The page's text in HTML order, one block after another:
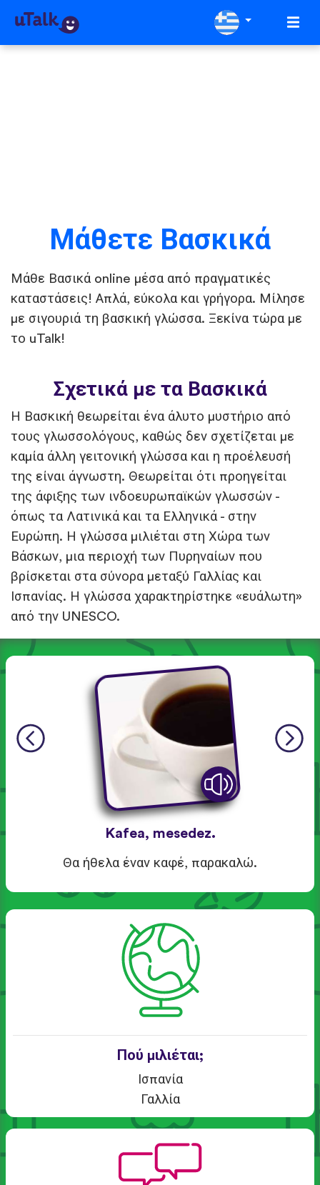
Μάθετε Βασκικά
Μάθε Βασικά online μέσα από πραγματικές
καταστάσεις! Απλά, εύκολα και γρήγορα. Μίλησε
με σιγουριά τη βασκική γλώσσα. Ξεκίνα τώρα με
το uTalk!
Σχετικά με τα Βασκικά
Η Βασκική θεωρείται ένα άλυτο μυστήριο από
τους γλωσσολόγους, καθώς δεν σχετίζεται με
καμία άλλη γειτονική γλώσσα και η προέλευσή
της είναι άγνωστη. Θεωρείται ότι προηγείται
της άφιξης των ινδοευρωπαϊκών γλωσσών -
όπως τα Λατινικά και τα Ελληνικά - στην
Ευρώπη. Η γλώσσα μιλιέται στη Χώρα των
Βάσκων, μια περιοχή των Πυρηναίων που
βρίσκεται στα σύνορα μεταξύ Γαλλίας και
Ισπανίας. Η γλώσσα χαρακτηρίστηκε «ευάλωτη»
από την UNESCO.
Kafea, mesedez.
Θα ήθελα έναν καφέ, παρακαλώ.
Πού μιλιέται;
Ισπανία
Γαλλία